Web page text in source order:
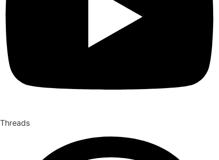
Threads